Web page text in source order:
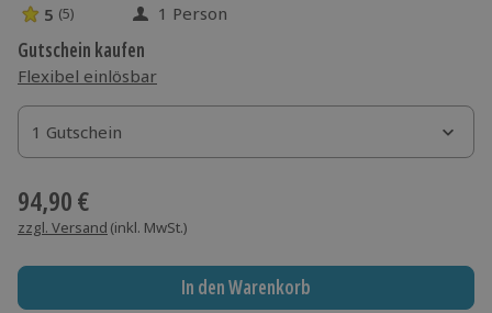
5 Sterne von 5 aus 5 Bewertungen
5 (5) 1 Person
Gutschein kaufen
Flexibel einlösbar
1 Gutschein
1 Gutschein
1 Gutschein
94,90 €
zzgl. Versand (inkl. MwSt.)
In den Warenkorb